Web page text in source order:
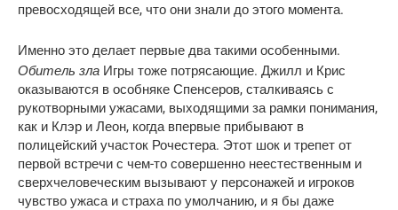
превосходящей все, что они знали до этого момента.
Именно это делает первые два такими особенными.
Обитель зла Игры тоже потрясающие. Джилл и Крис
оказываются в особняке Спенсеров, сталкиваясь с
рукотворными ужасами, выходящими за рамки понимания,
как и Клэр и Леон, когда впервые прибывают в
полицейский участок Рочестера. Этот шок и трепет от
первой встречи с чем-то совершенно неестественным и
сверхчеловеческим вызывают у персонажей и игроков
чувство ужаса и страха по умолчанию, и я бы даже